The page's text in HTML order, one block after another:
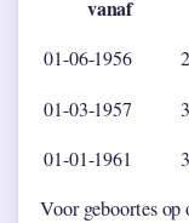
vanaf
01-06-1956
01-03-1957
01-01-1961
Voor geboortes